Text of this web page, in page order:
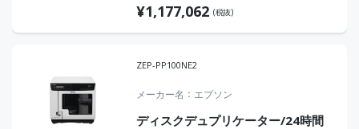
¥1,177,062 (税抜)
ZEP-PP100NE2
メーカー名 エプソン
ディスクデュプリケーター/24時間